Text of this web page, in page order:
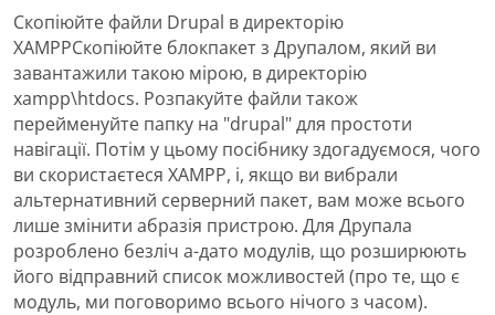
Скопіюйте файли Drupal в директорію
XAMPPСкопіюйте блокпакет з Друпалом, який ви
завантажили такою мірою, в директорію
xampp\htdocs. Розпакуйте файли також
перейменуйте папку на "drupal" для простоти
навігації. Потім у цьому посібнику здогадуємося, чого
ви скористаєтеся XAMPP, і, якщо ви вибрали
альтернативний серверний пакет, вам може всього
лише змінити абразія пристрою. Для Друпала
розроблено безліч а-дато модулів, що розширюють
його відправний список можливостей (про те, що є
модуль, ми поговоримо всього нічого з часом).